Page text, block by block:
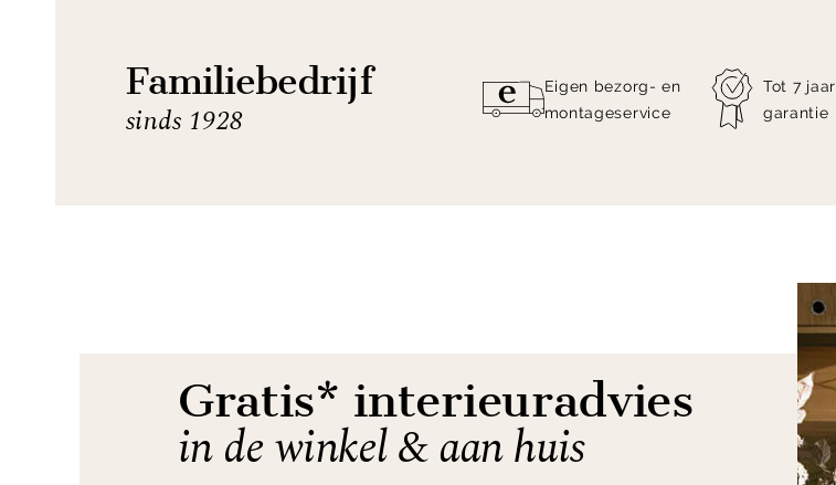
Familiebedrijf
sinds 1928
Eigen bezorg- en
montageservice
Tot 7 jaar
garantie
Gratis* interieuradvies
in de winkel & aan huis